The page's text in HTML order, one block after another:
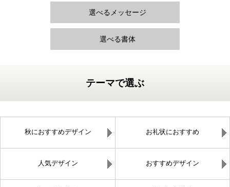
選べるメッセージ
選べる書体
テーマで選ぶ
秋におすすめデザイン お礼状におすすめ
人気デザイン おすすめデザイン